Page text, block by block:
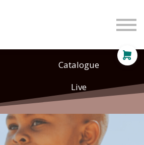
Se connecterCatalogue
Live